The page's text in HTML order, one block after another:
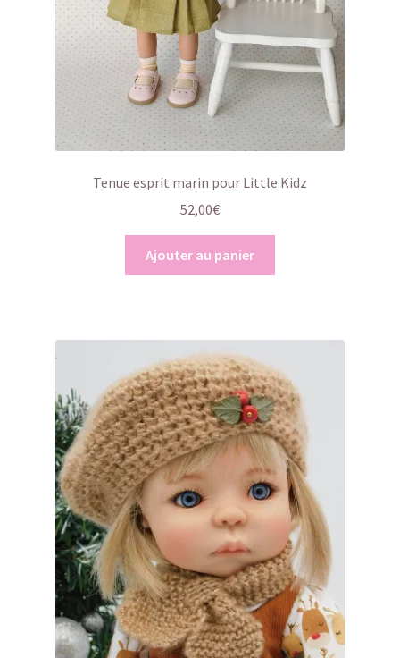
Tenue esprit marin pour Little Kidz
52,00€
Ajouter au panier